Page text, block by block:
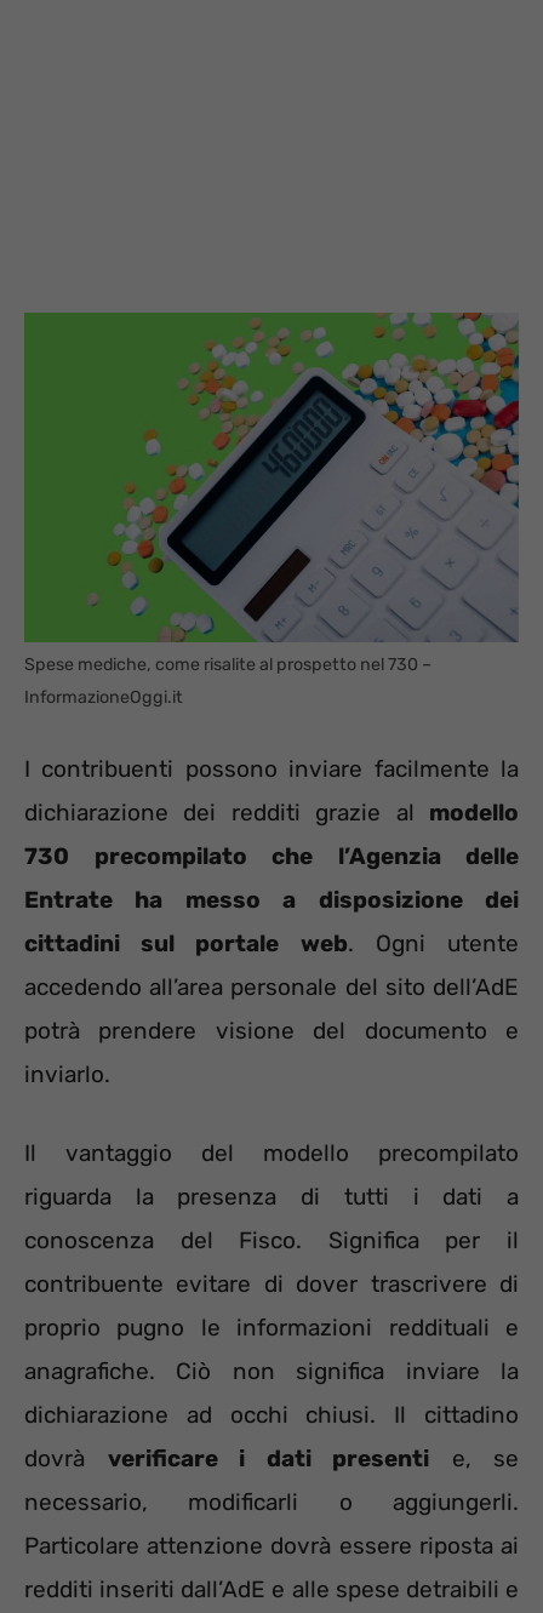
Spese mediche, come risalite al prospetto nel 730 –
InformazioneOggi.it
I contribuenti possono inviare facilmente la
dichiarazione dei redditi grazie al modello
730 precompilato che l’Agenzia delle
Entrate ha messo a disposizione dei
cittadini sul portale web. Ogni utente
accedendo all’area personale del sito dell’AdE
potrà prendere visione del documento e
inviarlo.
Il vantaggio del modello precompilato
riguarda la presenza di tutti i dati a
conoscenza del Fisco. Significa per il
contribuente evitare di dover trascrivere di
proprio pugno le informazioni reddituali e
anagrafiche. Ciò non significa inviare la
dichiarazione ad occhi chiusi. Il cittadino
dovrà verificare i dati presenti e, se
necessario, modificarli o aggiungerli.
Particolare attenzione dovrà essere riposta ai
redditi inseriti dall’AdE e alle spese detraibili e